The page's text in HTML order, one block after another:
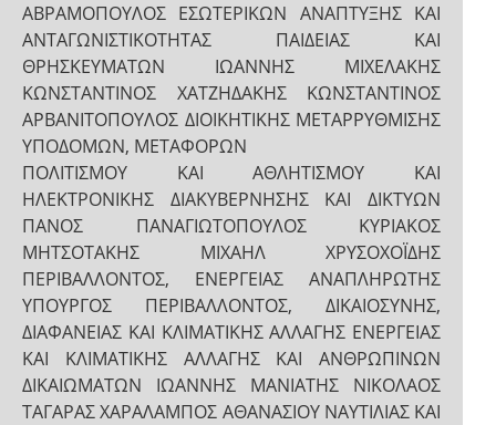
ΑΒΡΑΜΟΠΟΥΛΟΣ ΕΣΩΤΕΡΙΚΩΝ ΑΝΑΠΤΥΞΗΣ ΚΑΙ
ΑΝΤΑΓΩΝΙΣΤΙΚΟΤΗΤΑΣ ΠΑΙΔΕΙΑΣ ΚΑΙ
ΘΡΗΣΚΕΥΜΑΤΩΝ ΙΩΑΝΝΗΣ ΜΙΧΕΛΑΚΗΣ
ΚΩΝΣΤΑΝΤΙΝΟΣ ΧΑΤΖΗΔΑΚΗΣ ΚΩΝΣΤΑΝΤΙΝΟΣ
ΑΡΒΑΝΙΤΟΠΟΥΛΟΣ ΔΙΟΙΚΗΤΙΚΗΣ ΜΕΤΑΡΡΥΘΜΙΣΗΣ
ΥΠΟΔΟΜΩΝ, ΜΕΤΑΦΟΡΩΝ
ΠΟΛΙΤΙΣΜΟΥ ΚΑΙ ΑΘΛΗΤΙΣΜΟΥ ΚΑΙ
ΗΛΕΚΤΡΟΝΙΚΗΣ ΔΙΑΚΥΒΕΡΝΗΣΗΣ ΚΑΙ ΔΙΚΤΥΩΝ
ΠΑΝΟΣ ΠΑΝΑΓΙΩΤΟΠΟΥΛΟΣ ΚΥΡΙΑΚΟΣ
ΜΗΤΣΟΤΑΚΗΣ ΜΙΧΑΗΛ ΧΡΥΣΟΧΟΪΔΗΣ
ΠΕΡΙΒΑΛΛΟΝΤΟΣ, ΕΝΕΡΓΕΙΑΣ ΑΝΑΠΛΗΡΩΤΗΣ
ΥΠΟΥΡΓΟΣ ΠΕΡΙΒΑΛΛΟΝΤΟΣ, ΔΙΚΑΙΟΣΥΝΗΣ,
ΔΙΑΦΑΝΕΙΑΣ ΚΑΙ ΚΛΙΜΑΤΙΚΗΣ ΑΛΛΑΓΗΣ ΕΝΕΡΓΕΙΑΣ
ΚΑΙ ΚΛΙΜΑΤΙΚΗΣ ΑΛΛΑΓΗΣ ΚΑΙ ΑΝΘΡΩΠΙΝΩΝ
ΔΙΚΑΙΩΜΑΤΩΝ ΙΩΑΝΝΗΣ ΜΑΝΙΑΤΗΣ ΝΙΚΟΛΑΟΣ
ΤΑΓΑΡΑΣ ΧΑΡΑΛΑΜΠΟΣ ΑΘΑΝΑΣΙΟΥ ΝΑΥΤΙΛΙΑΣ ΚΑΙ